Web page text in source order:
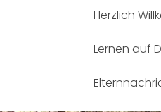
Herzlich
Lernen auf